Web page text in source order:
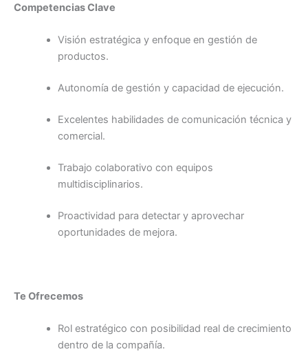
Competencias Clave
Visión estratégica y enfoque en gestión de
productos.
Autonomía de gestión y capacidad de ejecución.
Excelentes habilidades de comunicación técnica y
comercial.
Trabajo colaborativo con equipos
multidisciplinarios.
Proactividad para detectar y aprovechar
oportunidades de mejora.
Te Ofrecemos
Rol estratégico con posibilidad real de crecimiento
dentro de la compañía.